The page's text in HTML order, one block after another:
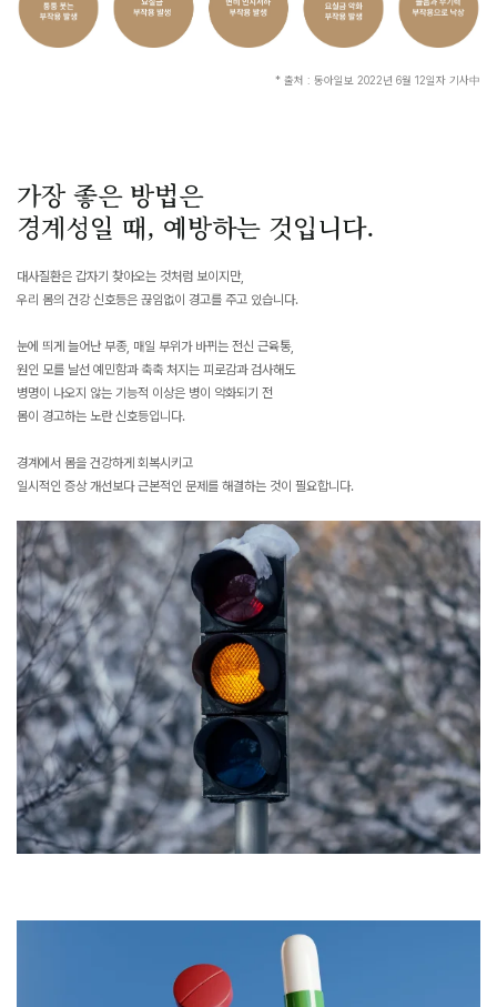
* 출처 : 동아일보 2022년 6월 12일자 기사中
가장 좋은 방법은
경계성일 때, 예방하는 것입니다.
대사질환은 갑자기 찾아오는 것처럼 보이지만,
우리 몸의 건강 신호등은 끊임없이 경고를 주고 있습니다.
눈에 띄게 늘어난 부종, 매일 부위가 바뀌는 전신 근육통,
원인 모를 날선 예민함과 축축 처지는 피로감과 검사해도
병명이 나오지 않는 기능적 이상은 병이 악화되기 전
몸이 경고하는 노란 신호등입니다.
경계에서 몸을 건강하게 회복시키고
일시적인 증상 개선보다 근본적인 문제를 해결하는 것이 필요합니다.